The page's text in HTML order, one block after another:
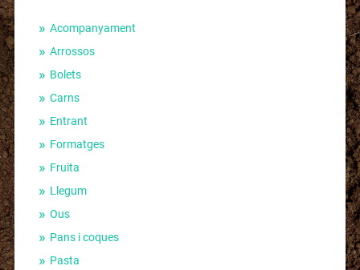
Acompanyament
Arrossos
Bolets
Carns
Entrant
Formatges
Fruita
Llegum
Ous
Pans i coques
Pasta